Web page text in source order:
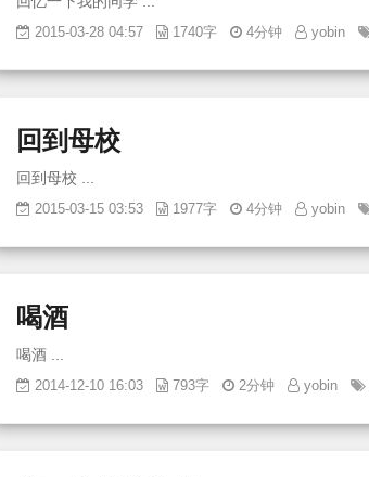
2015-03-28 04:57 1740字 4分钟 yobin
回到母校
2015-03-15 03:53 1977字 4分钟 yobin
喝酒
2014-12-10 16:03 793字 2分钟 yobin